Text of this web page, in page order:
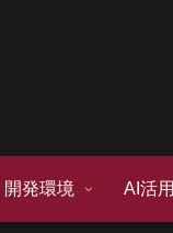
開発環境 AI活用